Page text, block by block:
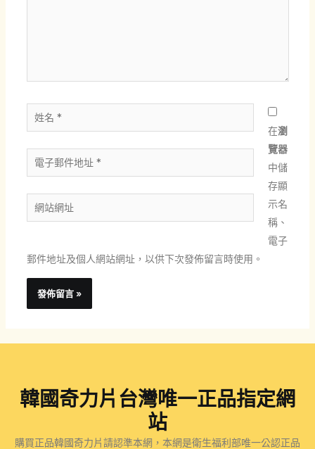
名
*
電
子
郵
件
*
站
址
在瀏
覽器
中儲
存顯
示名
稱、
電子
郵件地址及個人網站網址，以供下次發佈留言時使用。
韓國奇力片台灣唯一正品指定網
站
購買正品韓國奇力片請認準本網，本網是衛生福利部唯一公認正品